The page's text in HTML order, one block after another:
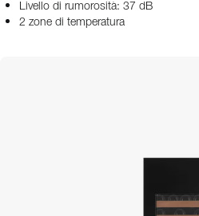
Livello di rumorosità: 37 dB
2 zone di temperatura